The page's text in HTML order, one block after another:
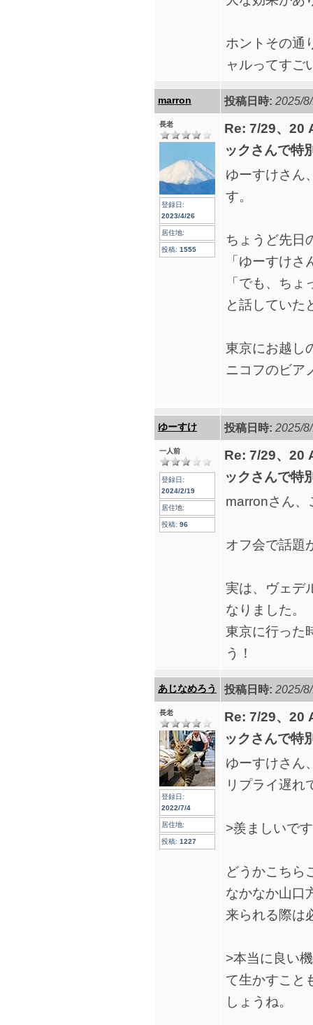
ホントその通
ャルってすご
marron 投稿日時: 2025/
長老
登録日:
2023/4/26
居住地:
投稿: 1555
Re: 7/29、20
ックさんで特
ゆーすけさん
す。
ちょうど先日
「ゆーすけ
「でも、ち
と話していた
東京にお越し
ニコフのビア
ゆーすけ 投稿日時: 2025/
一人前
登録日:
2024/2/19
居住地:
投稿: 96
Re: 7/29、20
ックさんで特
marronさん、
オフ会で話題
実は、ヴェデ
なりました。
東京に行った
う！
あじなめろう 投稿日時: 2025/
長老
登録日:
2022/7/4
居住地:
投稿: 1227
Re: 7/29、20
ックさんで特
ゆーすけさん
リプライ遅れ
>羨ましいで
どうかこちら
なかなか山口
来られる際は
>本当に良い
て生かすこと
しょうね。